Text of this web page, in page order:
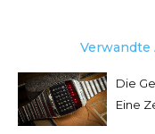
Verwandte
Die
Eine